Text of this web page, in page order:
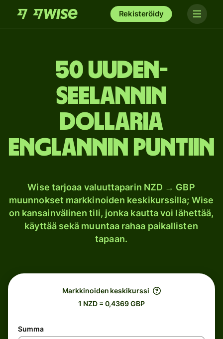
Rekisteröidy
50 Uuden-
Seelannin
dollaria
Englannin puntiin
Wise tarjoaa valuuttaparin NZD → GBP
muunnokset markkinoiden keskikurssilla; Wise
on kansainvälinen tili, jonka kautta voi lähettää,
käyttää sekä muuntaa rahaa paikallisten
tapaan.
Markkinoiden keskikurssi
1 NZD = 0,4369 GBP
Summa